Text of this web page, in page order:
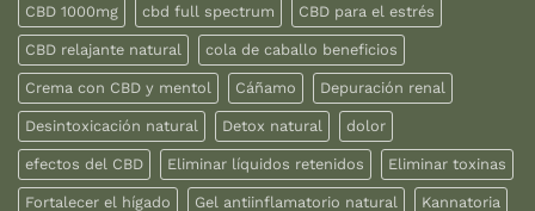
CBD 1000mg cbd full spectrum CBD para el estrés
CBD relajante natural cola de caballo beneficios
Crema con CBD y mentol Cáñamo Depuración renal
Desintoxicación natural Detox natural dolor
efectos del CBD Eliminar líquidos retenidos Eliminar toxinas
Fortalecer el hígado Gel antiinflamatorio natural Kannatoria